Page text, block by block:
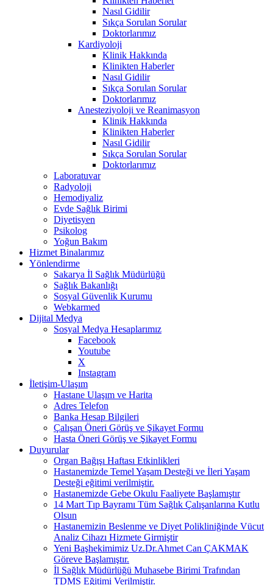
Nasıl Gidilir
Sıkça Sorulan Sorular
Doktorlarımız
Kardiyoloji
Klinik Hakkında
Klinikten Haberler
Nasıl Gidilir
Sıkça Sorulan Sorular
Doktorlarımız
Anesteziyoloji ve Reanimasyon
Klinik Hakkında
Klinikten Haberler
Nasıl Gidilir
Sıkça Sorulan Sorular
Doktorlarımız
Laboratuvar
Radyoloji
Hemodiyaliz
Evde Sağlık Birimi
Diyetisyen
Psikolog
Yoğun Bakım
Hizmet Binalarımız
Yönlendirme
Sakarya İl Sağlık Müdürlüğü
Sağlık Bakanlığı
Sosyal Güvenlik Kurumu
Webkarmed
Dijital Medya
Sosyal Medya Hesaplarımız
Facebook
Youtube
X
Instagram
İletişim-Ulaşım
Hastane Ulaşım ve Harita
Adres Telefon
Banka Hesap Bilgileri
Çalışan Öneri Görüş ve Şikayet Formu
Hasta Öneri Görüş ve Şikayet Formu
Duyurular
Organ Bağışı Haftası Etkinlikleri
Hastanemizde Temel Yaşam Desteği ve İleri Yaşam
Desteği eğitimi verilmiştir.
Hastanemizde Gebe Okulu Faaliyete Başlamıştır
14 Mart Tıp Bayramı Tüm Sağlık Çalışanlarına Kutlu
Olsun
Hastanemizin Beslenme ve Diyet Polikliniğinde Vücut
Analiz Cihazı Hizmete Girmiştir
Yeni Başhekimimiz Uz.Dr.Ahmet Can ÇAKMAK
Göreve Başlamıştır.
İl Sağlık Müdürlüğü Muhasebe Birimi Trafından
TDMS Eğitimi Verilmiştir.